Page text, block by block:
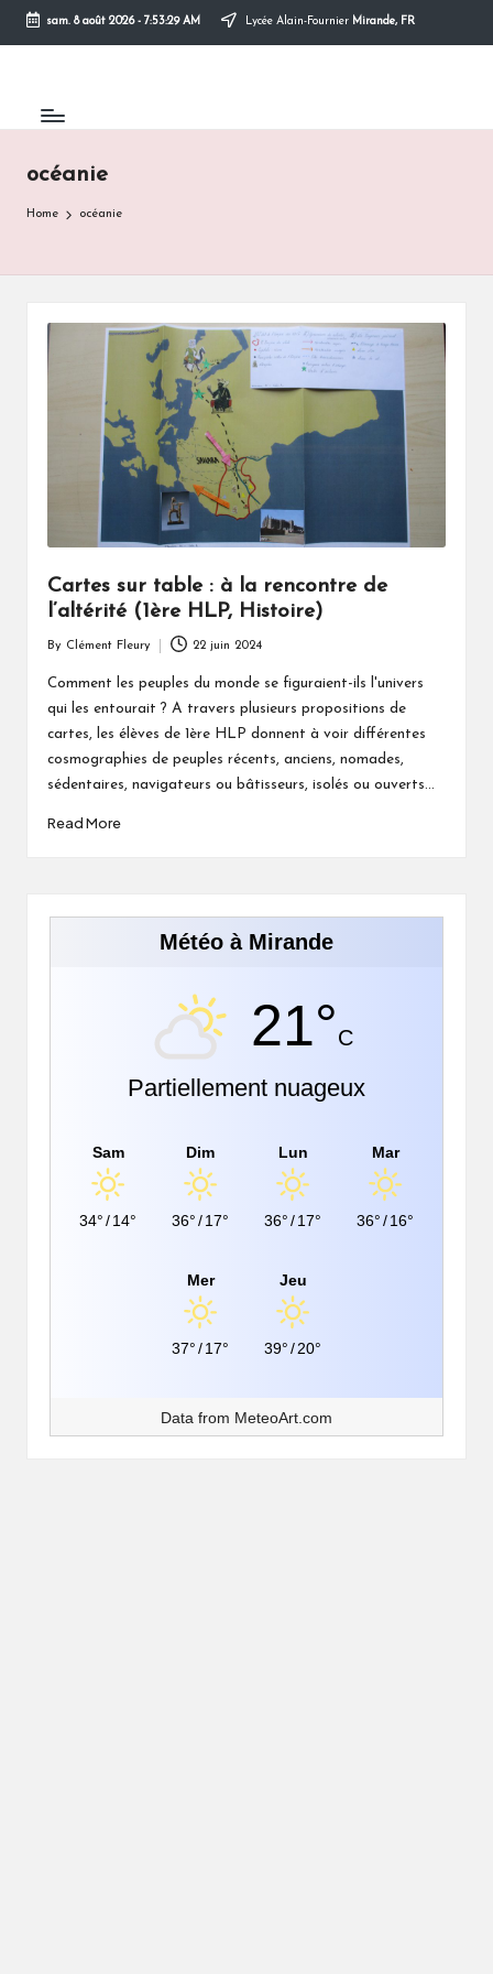
Skip
sam. 8 août 2026- 7:53:29 AM Lycée Alain-Fournier Mirande, FR
océanie
Home océanie
Cartes sur table : à la rencontre de
l’altérité (1ère HLP, Histoire)
by
By Clément Fleury 22 juin 2024
Comment les peuples du monde se figuraient-ils l'univers
qui les entourait ? A travers plusieurs propositions de
cartes, les élèves de 1ère HLP donnent à voir différentes
cosmographies de peuples récents, anciens, nomades,
sédentaires, navigateurs ou bâtisseurs, isolés ou ouverts...
Read More
Météo à Mirande
21°C
Partiellement nuageux
Sam
34°/14°
Dim
36°/17°
Lun
36°/17°
Mar
36°/16°
Mer
37°/17°
Jeu
39°/20°
Data from MeteoArt.com